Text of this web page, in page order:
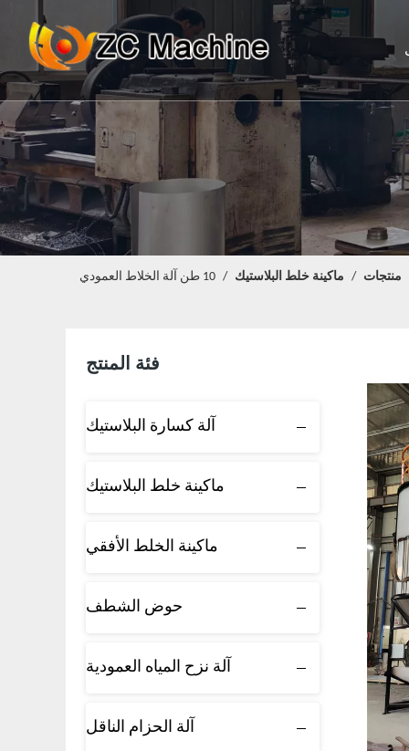
منتجات / ماكينة خلط البلاستيك / 10 طن آلة الخلاط العمودي
فئة المنتج
آلة كسارة البلاستيك
ماكينة خلط البلاستيك
ماكينة الخلط الأفقي
حوض الشطف
آلة نزح المياه العمودية
آلة الحزام الناقل